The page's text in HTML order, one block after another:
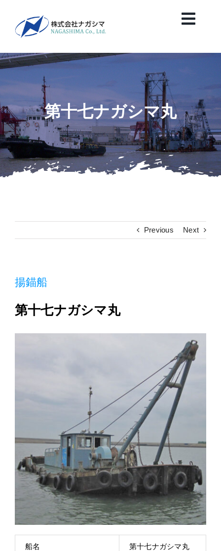
content
HOME
会社案内
業務紹介
施工実績
アクセス
第十七ナガシマ丸
Previous Next
揚錨船
第十七ナガシマ丸
船名 第十七ナガシマ丸